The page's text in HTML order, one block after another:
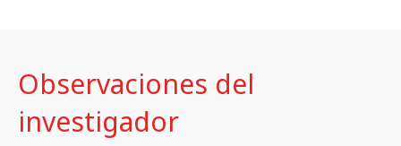
Observaciones del
investigador